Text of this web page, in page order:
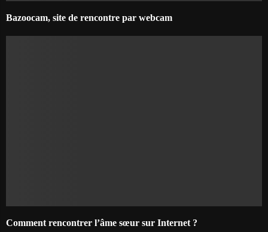
Bazoocam, site de rencontre par webcam
Comment rencontrer l’âme sœur sur Internet ?